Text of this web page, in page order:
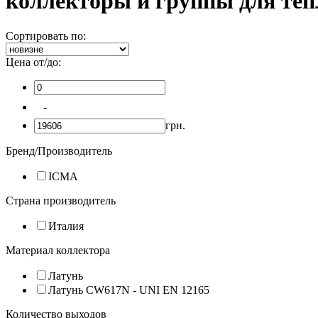
Сортировать по:
Цена от/до:
-
грн.
Бренд/Производитель
ICMA
Страна производитель
Италия
Материал коллектора
Латунь
Латунь CW617N - UNI EN 12165
Количество выходов